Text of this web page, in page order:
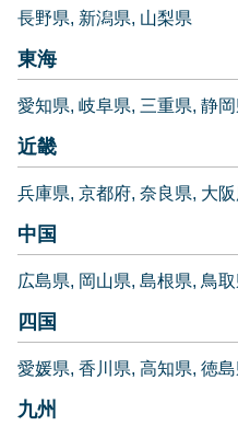
長野県 新潟県 山梨県
東海
愛知県 岐阜県 三重県 静
近畿
兵庫県 京都府 奈良県 大
中国
広島県 岡山県 島根県 鳥
四国
愛媛県 香川県 高知県 徳
九州